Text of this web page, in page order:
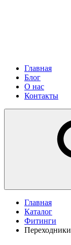
Главная
Блог
О нас
Контакты
Главная
Каталог
Фитинги
Переходники